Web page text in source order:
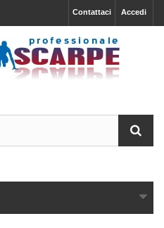
Accedi
Contattaci